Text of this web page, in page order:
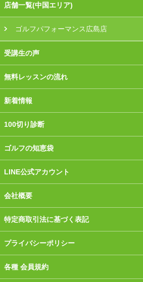
店舗一覧(中国エリア)
ゴルフパフォーマンス広島店
受講生の声
無料レッスンの流れ
新着情報
100切り診断
ゴルフの知恵袋
LINE公式アカウント
会社概要
特定商取引法に基づく表記
プライバシーポリシー
各種 会員規約